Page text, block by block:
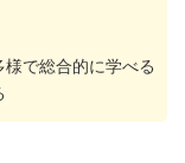
で総合的に学べる